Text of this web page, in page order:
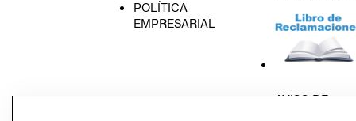
POLÍTICA
EMPRESARIAL
AVISO DE